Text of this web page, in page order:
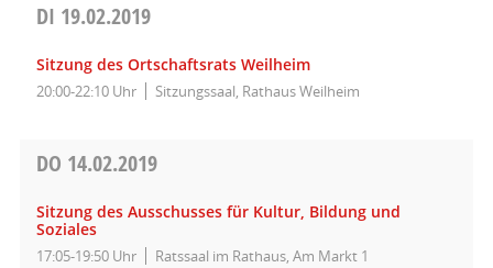
DI 19.02.2019
Sitzung des Ortschaftsrats Weilheim
20:00-22:10 Uhr Sitzungssaal, Rathaus Weilheim
DO 14.02.2019
Sitzung des Ausschusses für Kultur, Bildung und
Soziales
17:05-19:50 Uhr Ratssaal im Rathaus, Am Markt 1